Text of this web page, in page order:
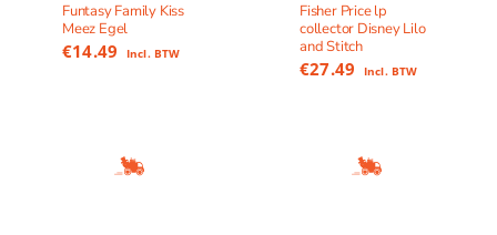
Funtasy Family Kiss
Meez Egel
€14.49 Incl. BTW
Fisher Price lp
collector Disney Lilo
and Stitch
€27.49 Incl. BTW